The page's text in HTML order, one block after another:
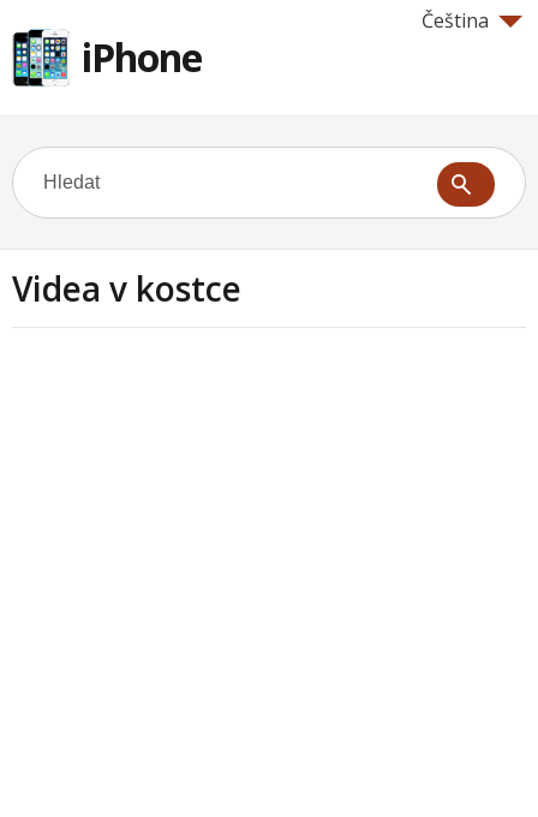
Čeština
iPhone
Videa v kostce